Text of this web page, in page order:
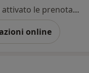
Questo dottore non ha ancora attivato le prenotazioni online presso questo indirizzo.
online